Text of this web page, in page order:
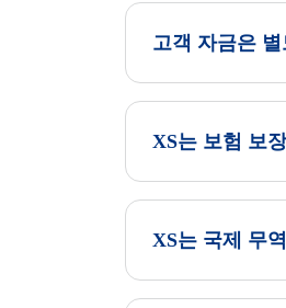
고객 자금은
XS는 보험 보
XS는 국제 무